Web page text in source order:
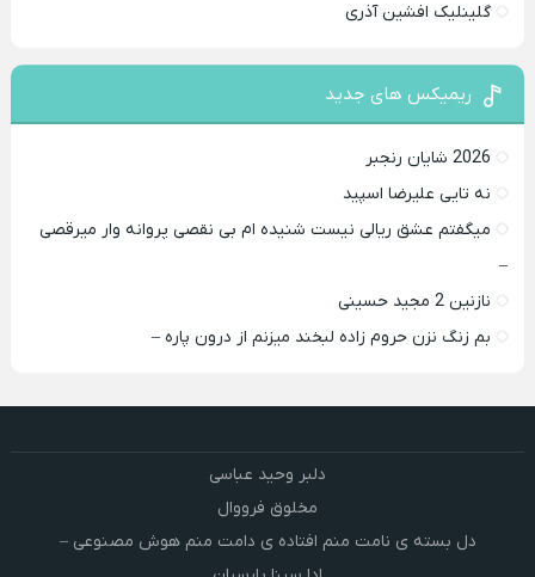
گلینلیک افشین آذری
ریمیکس های جدید
2026 شایان رنجبر
نه تایی علیرضا اسپید
میگفتم عشق ریالی نیست شنیده ام بی نقصی پروانه وار میرقصی
–
نازنین 2 مجید حسینی
بم زنگ نزن حروم زاده لبخند میزنم از درون پاره –
دلبر وحید عباسی
مخلوق فرووال
دل بسته ی نامت منم افتاده ی دامت منم هوش مصنوعی –